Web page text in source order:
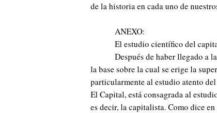
de la historia en cada uno de
ANEXO:
El estudio científico del
Después de haber llegado a
la base sobre la cual se erige la
particularmente al estudio atento
El Capital, está consagrada al
es decir, la capitalista. Como dice